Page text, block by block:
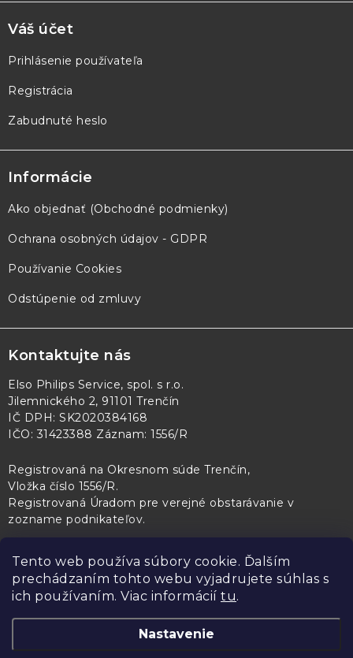
Tento web používa súbory cookie. Ďalším
prechádzaním tohto webu vyjadrujete súhlas s
ich používaním. Viac informácií tu.
Nastavenie
Váš účet
Prihlásenie používateľa
Registrácia
Zabudnuté heslo
Informácie
Ako objednať (Obchodné podmienky)
Ochrana osobných údajov - GDPR
Používanie Cookies
Odstúpenie od zmluvy
Kontaktujte nás
Elso Philips Service, spol. s r.o.
Jilemnického 2, 91101 Trenčín
IČ DPH: SK2020384168
IČO: 31423388 Záznam: 1556/R
Registrovaná na Okresnom súde Trenčín,
Vložka číslo 1556/R.
Registrovaná Úradom pre verejné obstarávanie v
zozname podnikateľov.
PL Servis Kontroltech Technický skúšobný ústav Piešťany